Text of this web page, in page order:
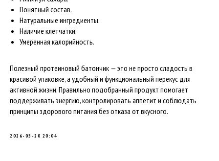
Понятный состав.
Натуральные ингредиенты.
Наличие клетчатки.
Умеренная калорийность.
Полезный протеиновый батончик — это не просто сладость в
красивой упаковке, а удобный и функциональный перекус для
активной жизни. Правильно подобранный продукт помогает
поддерживать энергию, контролировать аппетит и соблюдать
принципы здорового питания без отказа от вкусного.
2026-05-20 20:04